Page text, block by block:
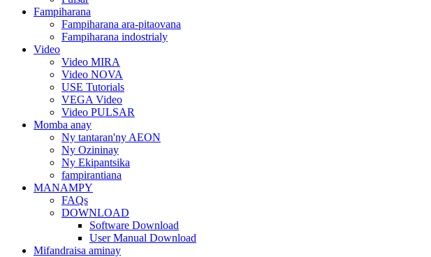
Fampiharana
Fampiharana ara-pitaovana
Fampiharana indostrialy
Video
Video MIRA
Video NOVA
USE Tutorials
VEGA Video
Video PULSAR
Momba anay
Ny tantaran'ny AEON
Ny Ozininay
Ny Ekipantsika
fampirantiana
MANAMPY
FAQs
DOWNLOAD
Software Download
User Manual Download
Mifandraisa aminay